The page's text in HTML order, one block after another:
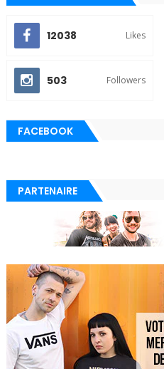
12038 Likes
503 Followers
FACEBOOK
PARTENAIRE